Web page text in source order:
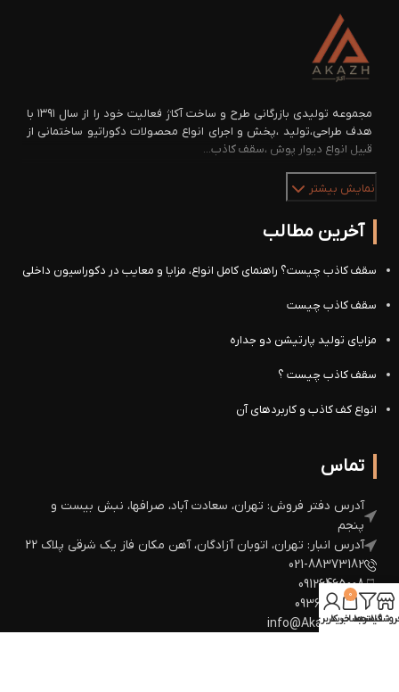
مجموعه تولیدی بازرگانی طرح و ساخت آکاژ فعالیت خود را از سال ۱۳۹۱ با
هدف طراحی،تولید ،پخش و اجرای انواع محصولات دکوراتیو ساختمانی از
قبیل انواع دیوار پوش ،سقف کاذب...
نمایش بیشتر
آخرین مطالب
سقف کاذب چیست؟ راهنمای کامل انواع، مزایا و معایب در دکوراسیون داخلی
سقف کاذب چیست
مزایای تولید پارتیشن دو جداره
سقف کاذب چیست ؟
انواع کف کاذب و کاربردهای آن
تماس
آدرس دفتر فروش: تهران، سعادت آباد، صرافها، نبش بیست و
پنجم
آدرس انبار: تهران، اتوبان آزادگان، آهن مکان فاز یک شرقی پلاک 22
021-88373182
09126465008
09360672964
info@Akazh.comفیلترها
0
سبد خرید
حساب کاربری من